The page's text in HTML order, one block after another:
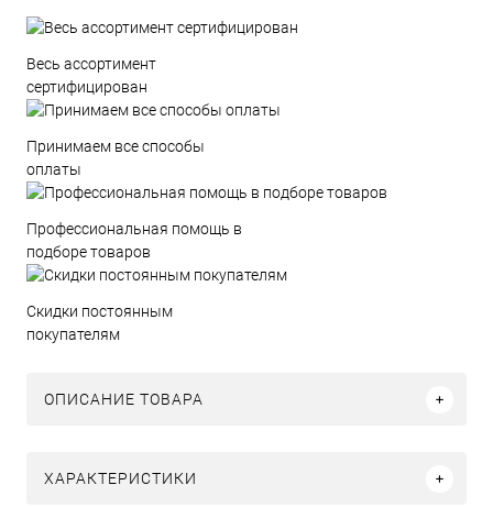
Весь ассортимент
сертифицирован
Принимаем все способы
оплаты
Профессиональная помощь в
подборе товаров
Скидки постоянным
покупателям
ОПИСАНИЕ ТОВАРА
ХАРАКТЕРИСТИКИ